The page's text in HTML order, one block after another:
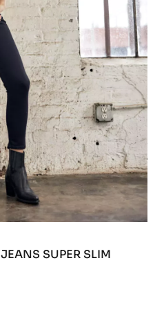
JEANS SUPER SLIM